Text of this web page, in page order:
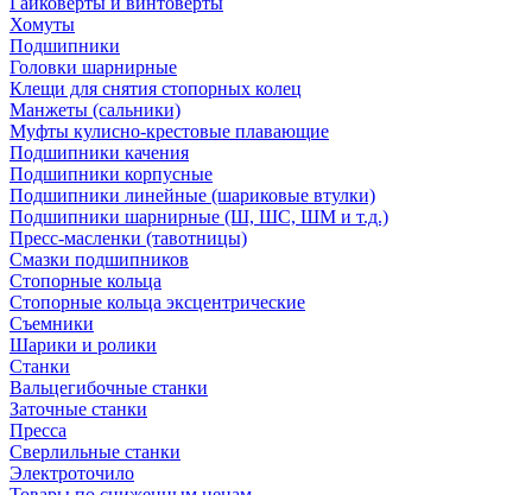
Хомуты
Подшипники
Головки шарнирные
Клещи для снятия стопорных колец
Манжеты (сальники)
Муфты кулисно-крестовые плавающие
Подшипники качения
Подшипники корпусные
Подшипники линейные (шариковые втулки)
Подшипники шарнирные (Ш, ШС, ШМ и т.д.)
Пресс-масленки (тавотницы)
Смазки подшипников
Стопорные кольца
Стопорные кольца эксцентрические
Съемники
Шарики и ролики
Станки
Вальцегибочные станки
Заточные станки
Пресса
Сверлильные станки
Электроточило